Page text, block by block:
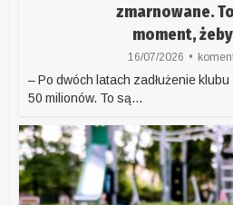
zmarnowane.
moment,
16/07/2026
– Po dwóch latach zadłużenie
50 milionów. To są...